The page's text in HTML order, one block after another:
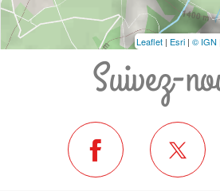
Leaflet | Esri | © IGN
Suivez-